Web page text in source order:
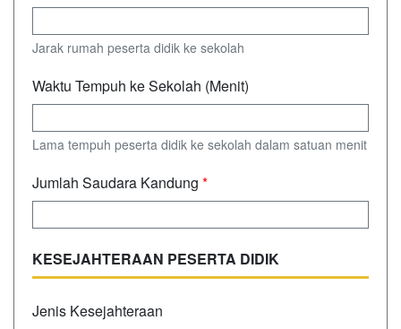
Jarak rumah peserta didik ke sekolah
Waktu Tempuh ke Sekolah (Menit)
Lama tempuh peserta didik ke sekolah dalam satuan menit
Jumlah Saudara Kandung *
KESEJAHTERAAN PESERTA DIDIK
Jenis Kesejahteraan